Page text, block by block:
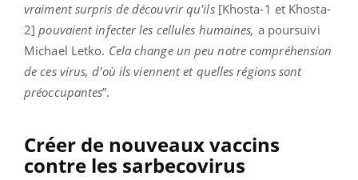
vraiment surpris de découvrir qu'ils [Khosta-1 et Khosta-
2] pouvaient infecter les cellules humaines, a poursuivi
Michael Letko. Cela change un peu notre compréhension
de ces virus, d'où ils viennent et quelles régions sont
préoccupantes”.
Créer de nouveaux vaccins
contre les sarbecovirus